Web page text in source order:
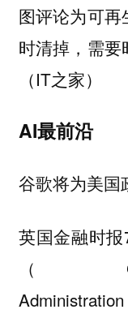
图评论为可
时清掉，需要
（IT之家）
AI最前沿
谷歌将为美国
英国金融时
（